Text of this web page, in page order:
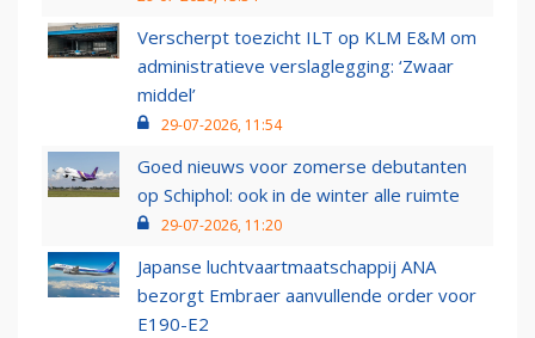
Verscherpt toezicht ILT op KLM E&M om
administratieve verslaglegging: ‘Zwaar
middel’
29-07-2026, 11:54
Goed nieuws voor zomerse debutanten
op Schiphol: ook in de winter alle ruimte
29-07-2026, 11:20
Japanse luchtvaartmaatschappij ANA
bezorgt Embraer aanvullende order voor
E190-E2